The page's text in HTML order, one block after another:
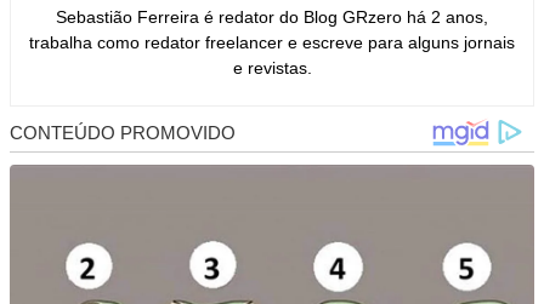
Sebastião Ferreira é redator do Blog GRzero há 2 anos,
trabalha como redator freelancer e escreve para alguns jornais
e revistas.